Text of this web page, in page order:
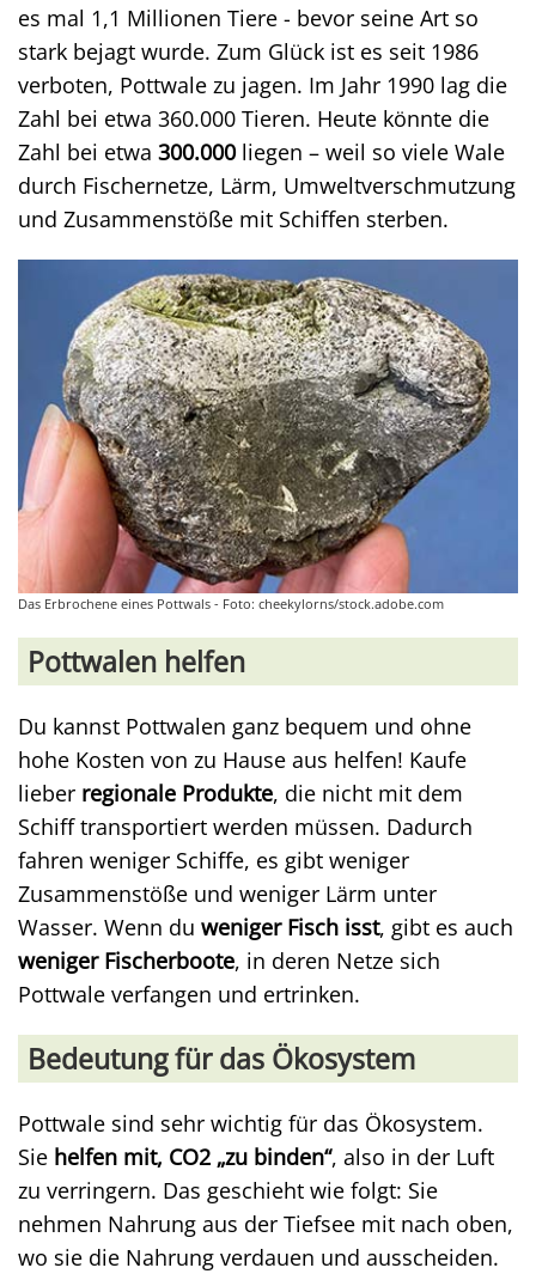
es mal 1,1 Millionen Tiere - bevor seine Art so
stark bejagt wurde. Zum Glück ist es seit 1986
verboten, Pottwale zu jagen. Im Jahr 1990 lag die
Zahl bei etwa 360.000 Tieren. Heute könnte die
Zahl bei etwa 300.000liegen – weil so viele Wale
durch Fischernetze, Lärm, Umweltverschmutzung
und Zusammenstöße mit Schiffen sterben.
Das Erbrochene eines Pottwals - Foto: cheekylorns/stock.adobe.com
Pottwalen helfen
Du kannst Pottwalen ganz bequem und ohne
hohe Kosten von zu Hause aus helfen! Kaufe
lieber regionale Produkte, die nicht mit dem
Schiff transportiert werden müssen. Dadurch
fahren weniger Schiffe, es gibt weniger
Zusammenstöße und weniger Lärm unter
Wasser. Wenn du weniger Fisch isst, gibt es auch
weniger Fischerboote, in deren Netze sich
Pottwale verfangen und ertrinken.
Bedeutung für das Ökosystem
Pottwale sind sehr wichtig für das Ökosystem.
Sie helfen mit, CO2 „zu binden“, also in der Luft
zu verringern. Das geschieht wie folgt: Sie
nehmen Nahrung aus der Tiefsee mit nach oben,
wo sie die Nahrung verdauen und ausscheiden.